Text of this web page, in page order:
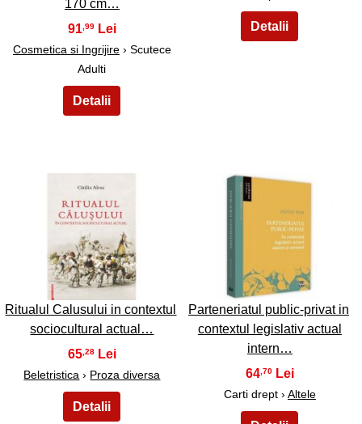
170 cm…
91,99
Cosmetica si Ingrijire› Scutece
Adulti
5
Ritualul Calusului in contextul
sociocultural actual…
65,28
Beletristica › Proza diversa
6
Parteneriatul public-privat in
contextul legislativ actual
intern…
64,70
Carti drept › Altele